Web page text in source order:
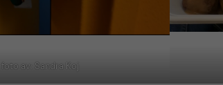
foto av: Sandra Koj